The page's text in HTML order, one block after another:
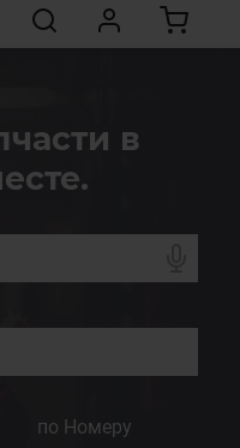
в
по Номеру